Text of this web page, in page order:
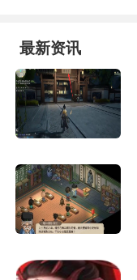
最新资讯